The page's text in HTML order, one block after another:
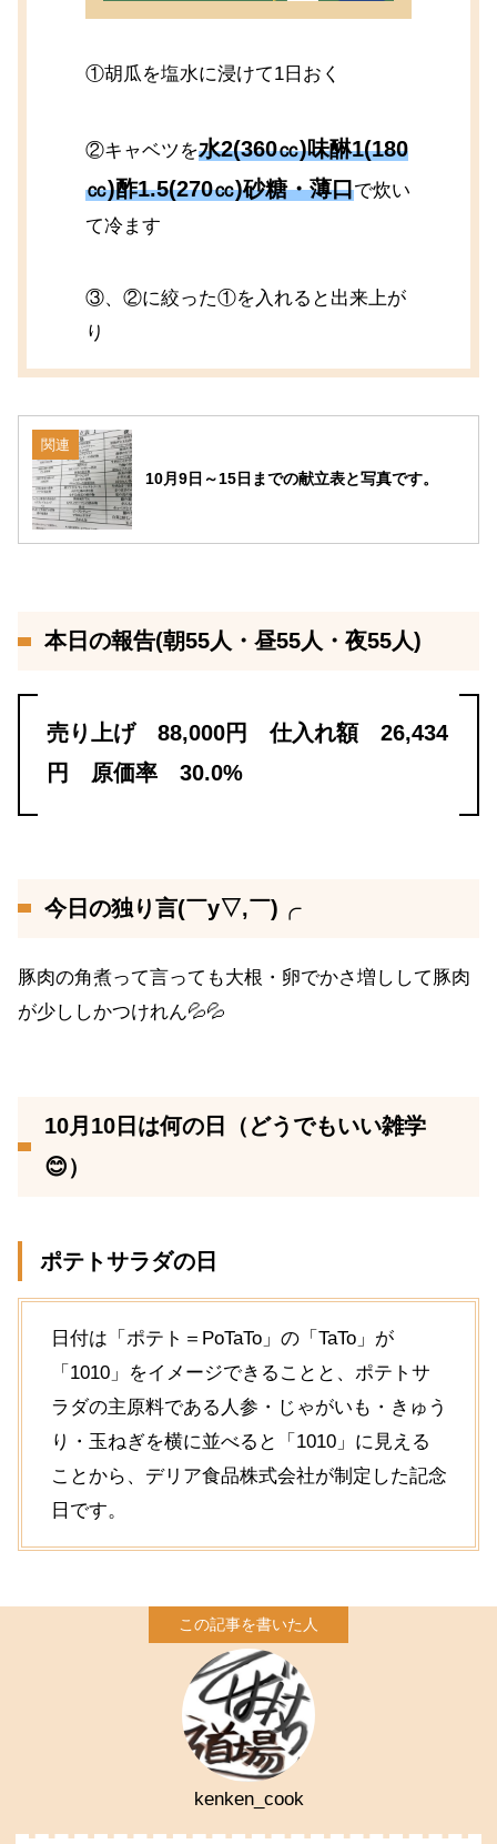
①胡瓜を塩水に浸けて1日おく
②キャベツを水2(360㏄)味醂1(180
㏄)酢1.5(270㏄)砂糖・薄口で炊い
て冷ます
③、②に絞った①を入れると出来上が
り
関連
10月9日～15日までの献立表と写真です。
本日の報告(朝55人・昼55人・夜55人)
売り上げ 88,000円 仕入れ額 26,434
円 原価率 30.0%
今日の独り言(￣y▽,￣)╭
豚肉の角煮って言っても大根・卵でかさ増しして豚肉
が少ししかつけれん💦💦
10月10日は何の日（どうでもいい雑学
😊）
ポテトサラダの日
日付は「ポテト＝PoTaTo」の「TaTo」が
「1010」をイメージできることと、ポテトサ
ラダの主原料である人参・じゃがいも・きゅう
り・玉ねぎを横に並べると「1010」に見える
ことから、デリア食品株式会社が制定した記念
日です。
kenken_cook